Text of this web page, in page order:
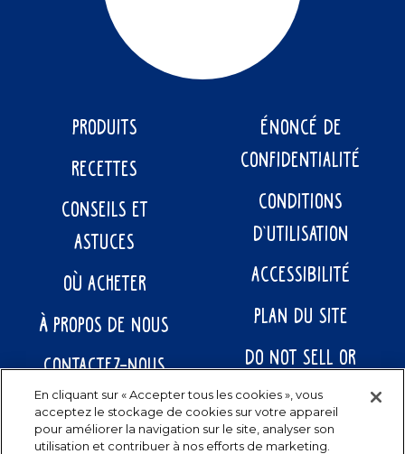
PRODUITS
RECETTES
CONSEILS ET
ASTUCES
OÙ ACHETER
À PROPOS DE NOUS
CONTACTEZ-NOUS
ÉNONCÉ DE
CONFIDENTIALITÉ
CONDITIONS
D’UTILISATION
ACCESSIBILITÉ
PLAN DU SITE
DO NOT SELL OR
SHARE MY PERSONAL
INFORMATION
En cliquant sur « Accepter tous les cookies », vous
acceptez le stockage de cookies sur votre appareil
pour améliorer la navigation sur le site, analyser son
utilisation et contribuer à nos efforts de marketing.